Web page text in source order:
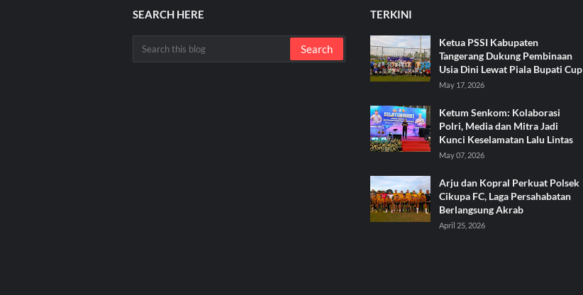
SEARCH HERE TERKINI
Ketua PSSI Kabupaten
Tangerang Dukung Pembinaan
Usia Dini Lewat Piala Bupati Cup
May 17, 2026
Ketum Senkom: Kolaborasi
Polri, Media dan Mitra Jadi
Kunci Keselamatan Lalu Lintas
May 07, 2026
Arju dan Kopral Perkuat Polsek
Cikupa FC, Laga Persahabatan
Berlangsung Akrab
April 25, 2026